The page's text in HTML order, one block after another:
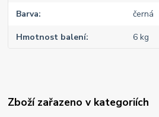
Barva černá
Hmotnost balení 6 kg
Zboží zařazeno v kategoriích